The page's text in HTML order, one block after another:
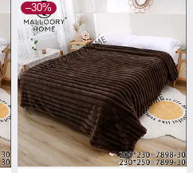
–30%